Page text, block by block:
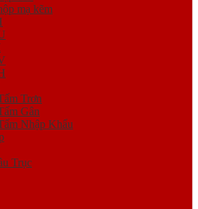
mạ kẽm
Trơn
Gân
Nhập Khẩu
Trục